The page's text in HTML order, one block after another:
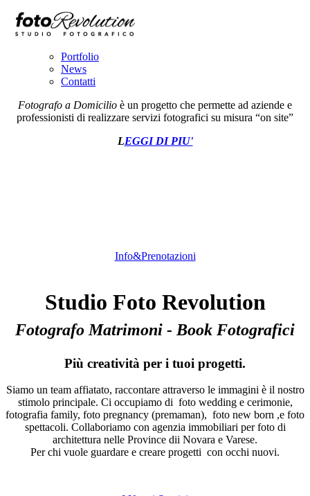
Portfolio
News
Contatti
Fotografo a Domicilio è un progetto che permette ad aziende e
professionisti di realizzare servizi fotografici su misura “on site”
LEGGI DI PIU'
Info&Prenotazioni
Studio Foto Revolution
Fotografo Matrimoni - Book Fotografici
Più creatività per i tuoi progetti.
Siamo un team affiatato, raccontare attraverso le immagini è il nostro
stimolo principale. Ci occupiamo di foto wedding e cerimonie,
fotografia family, foto pregnancy (premaman), foto new born ,e foto
spettacoli. Collaboriamo con agenzia immobiliari per foto di
architettura nelle Province dii Novara e Varese.
Per chi vuole guardare e creare progetti con occhi nuovi.